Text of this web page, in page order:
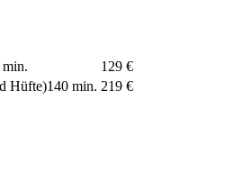
129 €
Hüfte)140 min. 219 €